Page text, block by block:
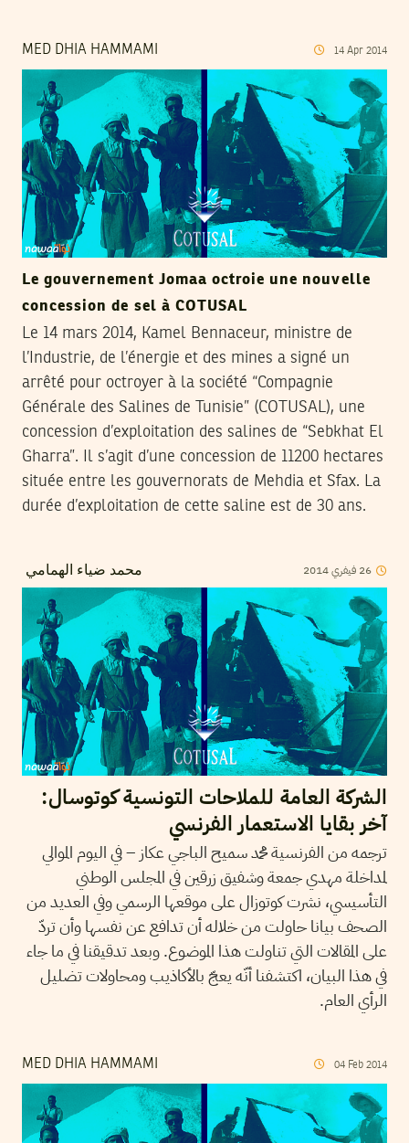
MED DHIA HAMMAMI 14 Apr 2014
Le gouvernement Jomaa octroie une nouvelle
concession de sel à COTUSAL
Le 14 mars 2014, Kamel Bennaceur, ministre de
l’Industrie, de l’énergie et des mines a signé un
arrêté pour octroyer à la société “Compagnie
Générale des Salines de Tunisie” (COTUSAL), une
concession d’exploitation des salines de “Sebkhat El
Gharra”. Il s’agit d’une concession de 11200 hectares
située entre les gouvernorats de Mehdia et Sfax. La
durée d’exploitation de cette saline est de 30 ans.
محمد ضياء الهمامي 26 فيفري2014
الشركة العامة للملاحات التونسية كوتوسال:
آخر بقايا الاستعمار الفرنسي
ترجمه من الفرنسية محمد سميح الباجي عكاز – في اليوم الموالي
لمداخلة مهدي جمعة وشفيق زرقين في المجلس الوطني
التأسيسي، نشرت كوتوزال على موقعها الرسمي وفي العديد من
الصحف بيانا حاولت من خلاله أن تدافع عن نفسها وأن تردّ
على المقالات التي تناولت هذا الموضوع. وبعد تدقيقنا في ما جاء
في هذا البيان، اكتشفنا أنّه يعجّ بالأكاذيب ومحاولات تضليل
الرأي العام.
MED DHIA HAMMAMI 04 Feb 2014